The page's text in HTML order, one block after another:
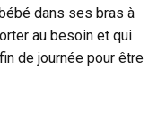
dans ses bras à
au besoin et qui
de journée pour être